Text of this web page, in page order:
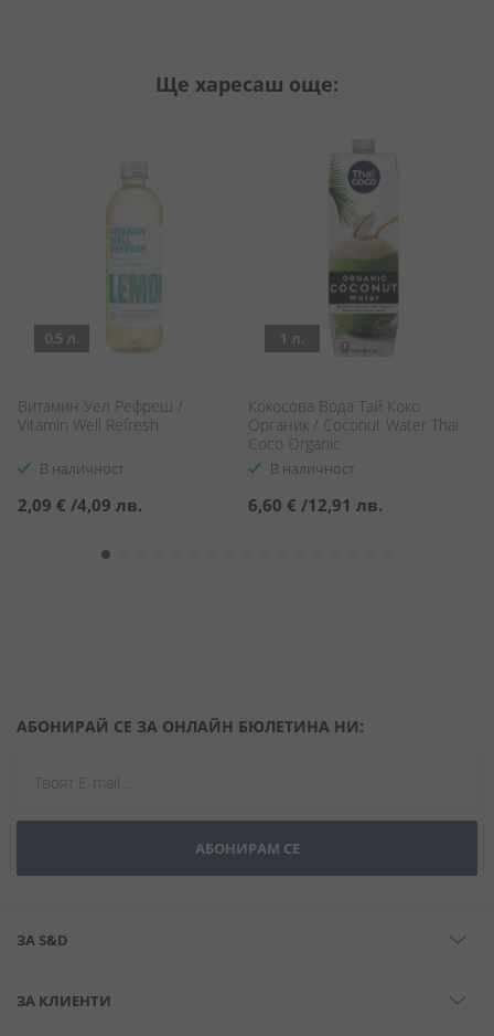
Ще харесаш още:
0.5 л.
Витамин Уел Рефреш /
Vitamin Well Refresh
В наличност
2,09 € /4,09 лв.
1 л.
Кокосова Вода Тай Коко
Органик / Coconut Water Thai
Coco Organic
В наличност
6,60 € /12,91 лв.
АБОНИРАЙ СЕ ЗА ОНЛАЙН БЮЛЕТИНА НИ:
АБОНИРАМ СЕ
ЗА S&D
ЗА КЛИЕНТИ